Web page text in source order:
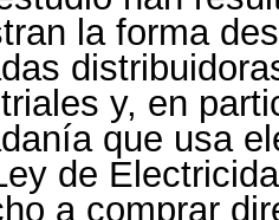
la forma
y, en
que usa
de
a comprar